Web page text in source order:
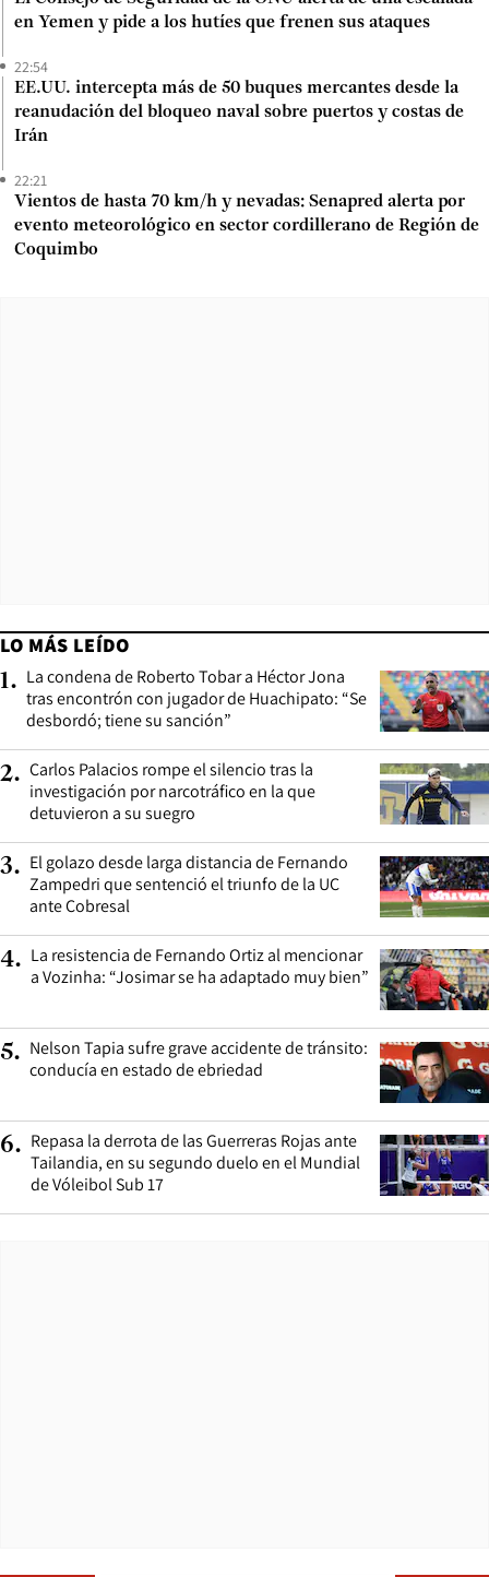
en Yemen y pide a los hutíes que frenen sus ataques
22:54
EE.UU. intercepta más de 50 buques mercantes desde la
reanudación del bloqueo naval sobre puertos y costas de
Irán
22:21
Vientos de hasta 70 km/h y nevadas: Senapred alerta por
evento meteorológico en sector cordillerano de Región de
Coquimbo
LO MÁS LEÍDO
1. La condena de Roberto Tobar a Héctor Jona
tras encontrón con jugador de Huachipato: “Se
desbordó; tiene su sanción”
2. Carlos Palacios rompe el silencio tras la
investigación por narcotráfico en la que
detuvieron a su suegro
3. El golazo desde larga distancia de Fernando
Zampedri que sentenció el triunfo de la UC
ante Cobresal
4. La resistencia de Fernando Ortiz al mencionar
a Vozinha: “Josimar se ha adaptado muy bien”
5. Nelson Tapia sufre grave accidente de tránsito:
conducía en estado de ebriedad
6. Repasa la derrota de las Guerreras Rojas ante
Tailandia, en su segundo duelo en el Mundial
de Vóleibol Sub 17